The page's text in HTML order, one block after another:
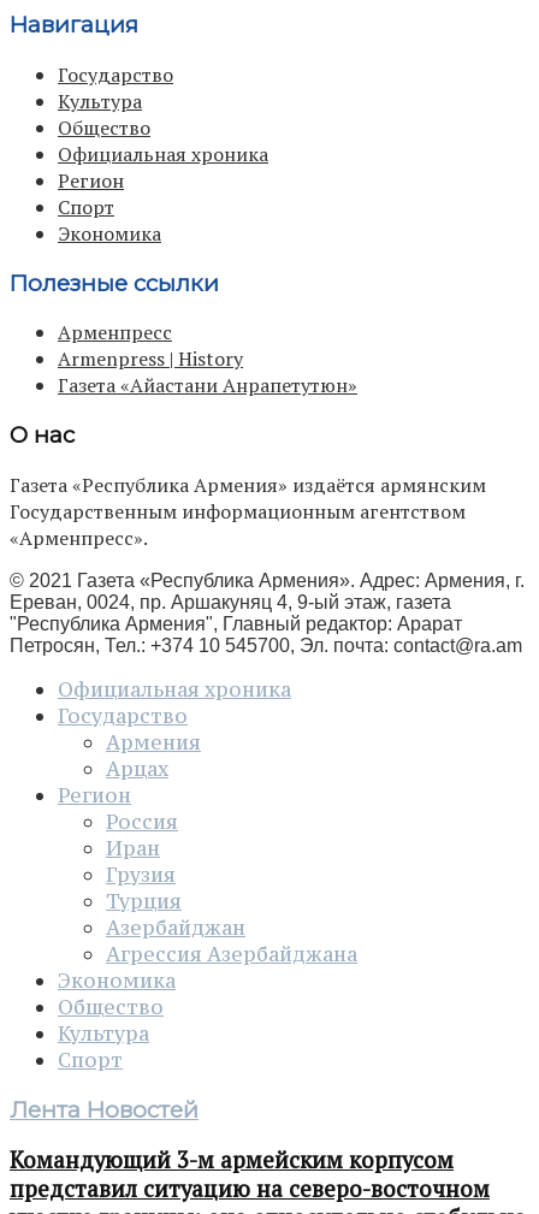
Навигация
Государство
Культура
Общество
Официальная хроника
Регион
Спорт
Экономика
Полезные ссылки
Арменпресс
Armenpress | History
Газета «Айастани Анрапетутюн»
О нас
Газета «Республика Армения» издаётся армянским
Государственным информационным агентством
«Арменпресс».
© 2021 Газета «Республика Армения». Адрес: Армения, г.
Ереван, 0024, пр. Аршакуняц 4, 9-ый этаж, газета
"Республика Армения", Главный редактор: Арарат
Петросян, Тел.: +374 10 545700, Эл. почта: contact@ra.am
Официальная хроника
Государство
Армения
Арцах
Регион
Россия
Иран
Грузия
Турция
Азербайджан
Агрессия Азербайджана
Экономика
Общество
Культура
Спорт
Лента Новостей
Командующий 3-м армейским корпусом
представил ситуацию на северо-восточном